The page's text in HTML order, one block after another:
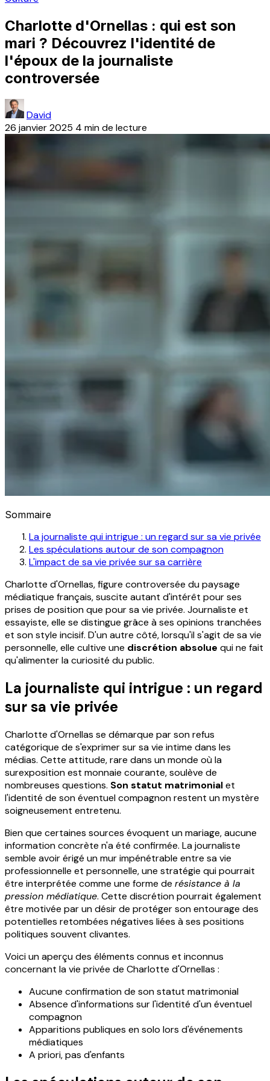
Charlotte d'Ornellas : qui est son
mari ? Découvrez l'identité de
l'époux de la journaliste
controversée
David
26 janvier 2025 4 min de lecture
Sommaire
La journaliste qui intrigue : un regard sur sa vie privée
Les spéculations autour de son compagnon
L'impact de sa vie privée sur sa carrière
Charlotte d'Ornellas, figure controversée du paysage
médiatique français, suscite autant d'intérêt pour ses
prises de position que pour sa vie privée. Journaliste et
essayiste, elle se distingue grâce à ses opinions tranchées
et son style incisif. D'un autre côté, lorsqu'il s'agit de sa vie
personnelle, elle cultive une discrétion absolue qui ne fait
qu'alimenter la curiosité du public.
La journaliste qui intrigue : un regard
sur sa vie privée
Charlotte d'Ornellas se démarque par son refus
catégorique de s'exprimer sur sa vie intime dans les
médias. Cette attitude, rare dans un monde où la
surexposition est monnaie courante, soulève de
nombreuses questions. Son statut matrimonialet
l'identité de son éventuel compagnon restent un mystère
soigneusement entretenu.
Bien que certaines sources évoquent un mariage, aucune
information concrète n'a été confirmée. La journaliste
semble avoir érigé un mur impénétrable entre sa vie
professionnelle et personnelle, une stratégie qui pourrait
être interprétée comme une forme de résistance à la
pression médiatique. Cette discrétion pourrait également
être motivée par un désir de protéger son entourage des
potentielles retombées négatives liées à ses positions
politiques souvent clivantes.
Voici un aperçu des éléments connus et inconnus
concernant la vie privée de Charlotte d'Ornellas :
Aucune confirmation de son statut matrimonial
Absence d'informations sur l'identité d'un éventuel
compagnon
Apparitions publiques en solo lors d'événements
médiatiques
A priori, pas d'enfants